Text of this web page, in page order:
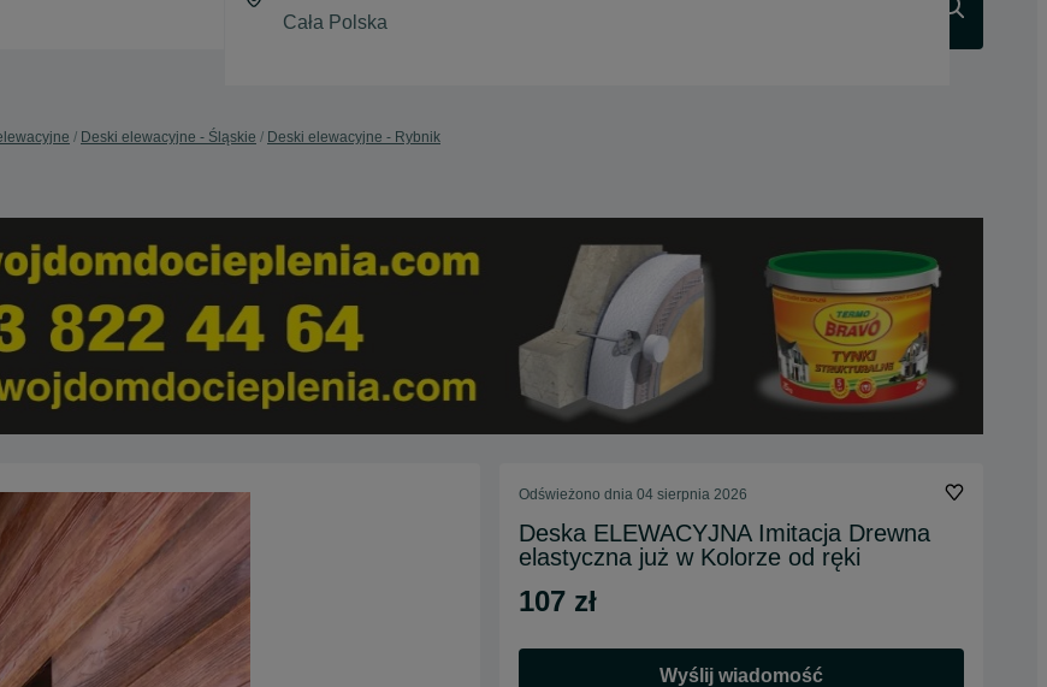
Deski elewacyjne - Śląskie Deski elewacyjne - Rybnik
Odświeżono dnia 04 sierpnia 2026
Deska ELEWACYJNA Imitacja Drewna
elastyczna już w Kolorze od ręki
107 zł
Wyślij wiadomość